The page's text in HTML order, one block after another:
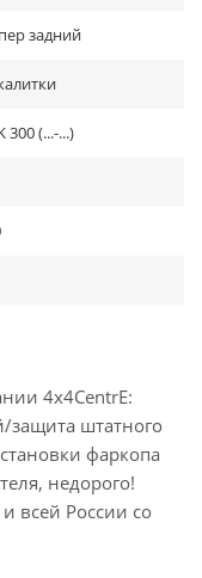
задний
300 (...-...)
4x4CentrE:
защита штатного
фаркопа
недорого!
всей России со